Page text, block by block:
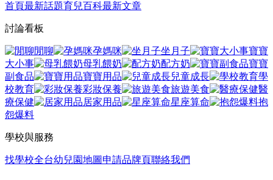
首頁最新話題育兒百科最新文章
討論看板
閒聊 孕媽咪 坐月子
寶寶
大小事
母乳餵奶 配方奶
寶寶
副食品
寶寶用品 兒童成長
學
校教育
彩妝保養 旅遊美食
醫
療保健
居家用品 星座算命
抱
怨爆料
學校與服務
找學校全台幼兒園地圖 申請品牌頁聯絡我們